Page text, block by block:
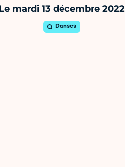
mardi 13 décembre 2022
Danses